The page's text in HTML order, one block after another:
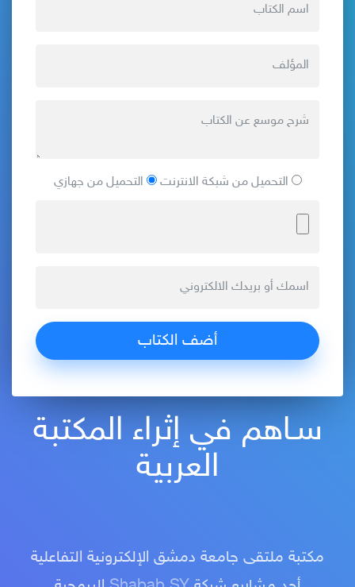
التحميل من شبكة الانترنت التحميل من جهازي
سـاهم في إثراء المكتبة
العربية
مكتبة ملتقى جامعة دمشق الإلكترونية التفاعلية